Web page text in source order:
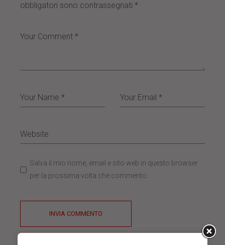
obbligatori sono contrassegnati*
Salva il mio nome, email e sito web in questo browser
per la prossima volta che commento.
INVIA COMMENTO